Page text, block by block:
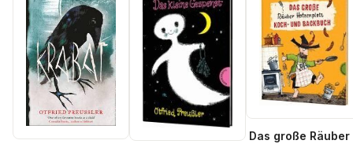
Das große Räuber